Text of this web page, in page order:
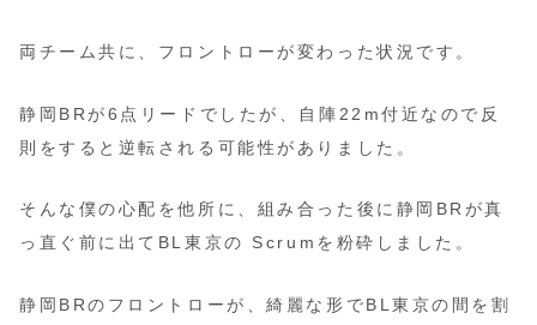
両チーム共に、フロントローが変わった状況です。
静岡BRが6点リードでしたが、自陣22m付近なので反
則をすると逆転される可能性がありました。
そんな僕の心配を他所に、組み合った後に静岡BRが真
っ直ぐ前に出てBL東京の Scrumを粉砕しました。
静岡BRのフロントローが、綺麗な形でBL東京の間を割